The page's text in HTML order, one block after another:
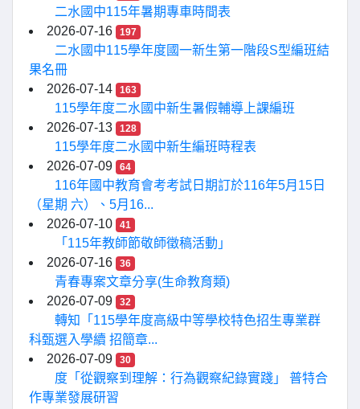
二水國中115年暑期專車時間表
2026-07-16
197
二水國中115學年度國一新生第一階段S型編班結
果名冊
2026-07-14
163
115學年度二水國中新生暑假輔導上課編班
2026-07-13
128
115學年度二水國中新生編班時程表
2026-07-09
64
116年國中教育會考考試日期訂於116年5月15日
（星期 六）、5月16...
2026-07-10
41
「115年教師節敬師徵稿活動」
2026-07-16
36
青春專案文章分享(生命教育類)
2026-07-09
32
轉知「115學年度高級中等學校特色招生專業群
科甄選入學續 招簡章...
2026-07-09
30
度「從觀察到理解：行為觀察紀錄實踐」 普特合
作專業發展研習